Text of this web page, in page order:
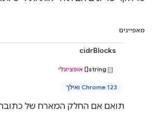
מאפיינים
cidrBlocks
string[] אופציונלי
Chrome 123 ואילך